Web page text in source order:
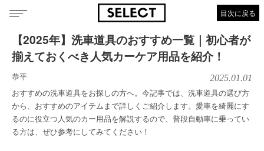
目次に戻る
【2025年】洗車道具のおすすめ一覧｜初心者が
揃えておくべき人気カーケア用品を紹介！
恭平 2025.01.01
おすすめの洗車道具をお探しの方へ。今記事では、洗車道具の選び方
から、おすすめのアイテムまで詳しくご紹介します。愛車を綺麗にす
るのに役立つ人気のカー用品を解説するので、普段自動車に乗ってい
る方は、ぜひ参考にしてみてください！